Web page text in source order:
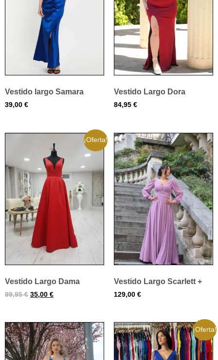
Vestido largo Samara
39,00 €
Vestido Largo Dora
84,95 €
¡Oferta!
Vestido Largo Dama
99,95€ 35,00 €
Vestido Largo Scarlett +
129,00 €
¡Oferta!